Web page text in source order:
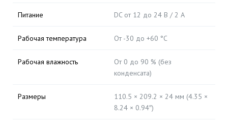
Питание DC от 12 до 24 В / 2 A
Рабочая температура От -30 до +60 °C
Рабочая влажность
От 0 до 90 % (без
конденсата)
Размеры
110.5 × 209.2 × 24 мм (4.35 ×
8.24 × 0.94″)